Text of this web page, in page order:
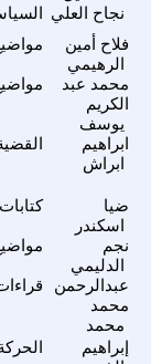
نجاح العلي
فلاح أمين
الرهيمي
محمد عبد
الكريم
يوسف
ابراهيم
ابراش
ضيا
اسكندر
نجم
الدليمي
عبدالرحمن
محمد
محمد
إبراهيم